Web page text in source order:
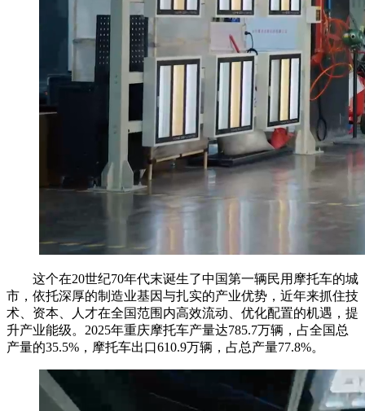
这个在20世纪70年代末诞生了中国第一辆民用摩托车的城
市，依托深厚的制造业基因与扎实的产业优势，近年来抓住技
术、资本、人才在全国范围内高效流动、优化配置的机遇，提
升产业能级。2025年重庆摩托车产量达785.7万辆，占全国总
产量的35.5%，摩托车出口610.9万辆，占总产量77.8%。